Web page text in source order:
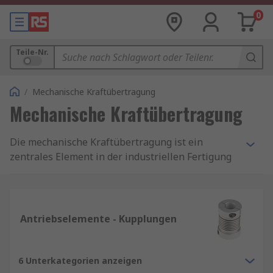
0
Teile-Nr.
/ Mechanische Kraftübertragung
Mechanische Kraftübertragung
Die mechanische Kraftübertragung ist ein
zentrales Element in der industriellen Fertigung
Arbeitsmaschine oder einem anderen Gerät
Maschinen und Anlagen undenkbar. Ob in
Antriebselemente - Kupplungen
6 Unterkategorien anzeigen